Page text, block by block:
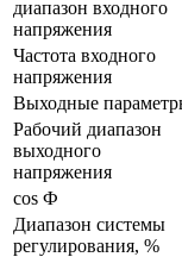
диапазон входного
напряжения
Частота входного
напряжения
Выходные
Рабочий диапазон
выходного
напряжения
cos Ф
Диапазон системы
регулирования, %